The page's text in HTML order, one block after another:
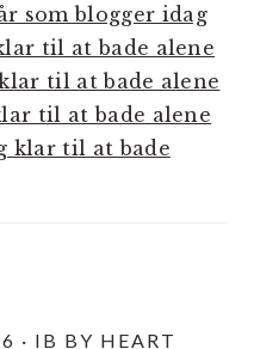
som blogger idag
til at bade alene
til at bade alene
til at bade alene
klar til at bade
· IB BY HEART